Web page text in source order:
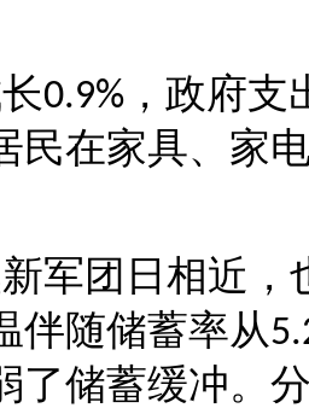
0.9% ，政府支
民在家具、家
军团日相近
伴随储蓄率从
了储蓄缓冲。